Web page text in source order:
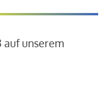
auf unserem